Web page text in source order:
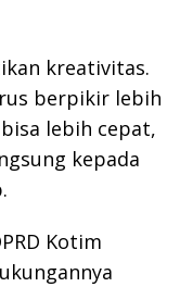
kreativitas.
berpikir lebih
lebih cepat,
kepada
Kotim